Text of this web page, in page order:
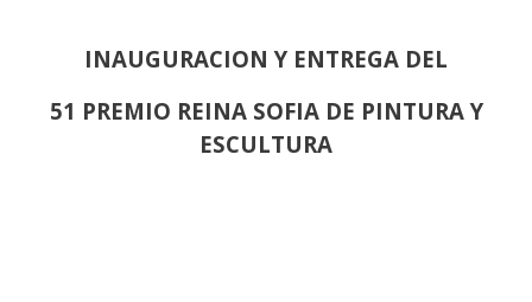
INAUGURACION Y ENTREGA DEL
51 PREMIO REINA SOFIA DE PINTURA Y
ESCULTURA